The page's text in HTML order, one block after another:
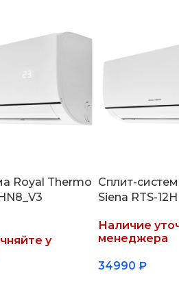
Royal Thermo
у
Сплит-
Siena RTS-
Наличие
менеджера
34990 ₽